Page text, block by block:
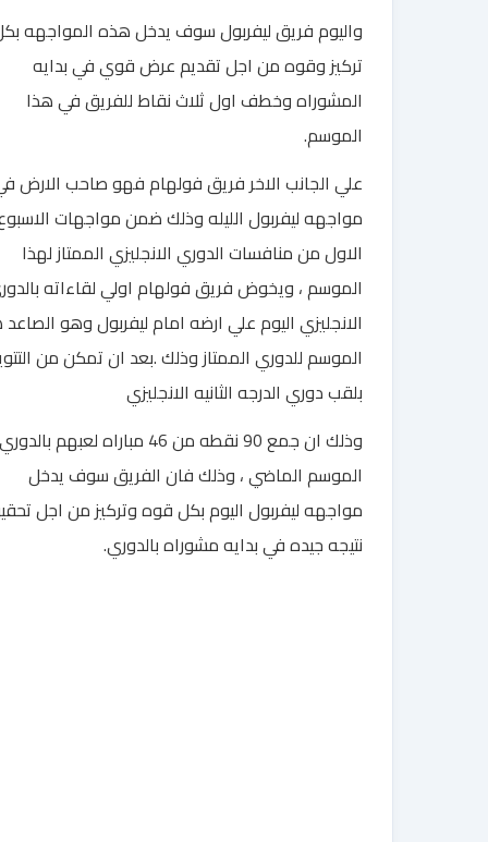
واليوم فريق ليفربول سوف يدخل هذه المواجهه
تركيز وقوه من اجل تقديم عرض قوي في بدايه
المشوراه وخطف اول ثلاث نقاط للفريق في هذا
الموسم.
علي الجانب الاخر فريق فولهام فهو صاحب الارض
مواجهه ليفربول الليله وذلك ضمن مواجهات
الاول من منافسات الدوري الانجليزي الممتاز لهذا
الموسم ، ويخوض فريق فولهام اولي لقاءاته
الانجليزي اليوم علي ارضه امام ليفربول وهو
الموسم للدوري الممتاز وذلك .بعد ان تمكن من
بلقب دوري الدرجه الثانيه الانجليزي
وذلك ان جمع 90 نقطه من 46 مباراه لعبهم بالدوري
الموسم الماضي ، وذلك فان الفريق سوف يدخل
مواجهه ليفربول اليوم بكل قوه وتركيز من اجل
نتيجه جيده في بدايه مشوراه بالدوري.